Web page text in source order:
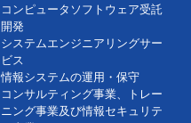
コンピュータソフトウェア受託
開発
システムエンジニアリングサー
ビス
情報システムの運用・保守
コンサルティング事業、トレー
ニング事業及び情報セキュリテ